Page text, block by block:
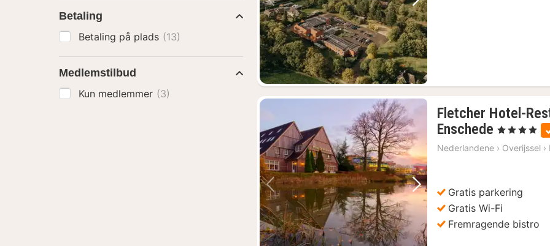
Forrige billede Næste billede
Forrige billede Næste billede
Fletcher Hotel-
Enschede 1
nat
fra
kr.
, 4 Stjerner
Nederlandene › Overijssel ›
Gratis parkering
Gratis Wi-Fi
Fremragende bistro
Betaling
Betaling på plads (13)
Medlemstilbud
Kun medlemmer (3)